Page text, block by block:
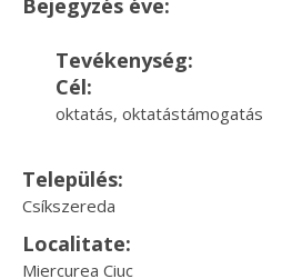
Bejegyzés éve:
Tevékenység:
Cél:
oktatás, oktatástámogatás
Település:
Csíkszereda
Localitate:
Miercurea Ciuc